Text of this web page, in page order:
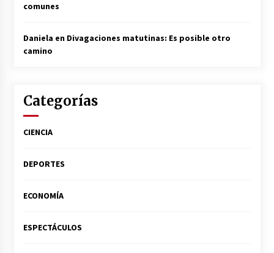
comunes
Daniela en Divagaciones matutinas: Es posible otro
camino
Categorías
CIENCIA
DEPORTES
ECONOMÍA
ESPECTÁCULOS